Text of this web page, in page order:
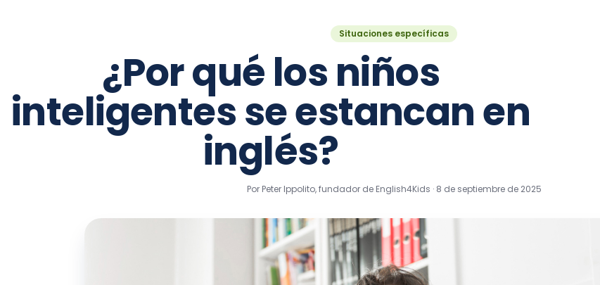
Situaciones específicas
¿Por qué los niños
inteligentes se estancan en
inglés?
Por Peter Ippolito, fundador de English4Kids · 8 de septiembre de 2025